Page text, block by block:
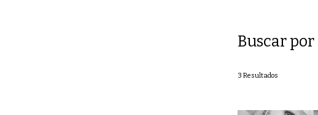
Buscar por
3 Resultados